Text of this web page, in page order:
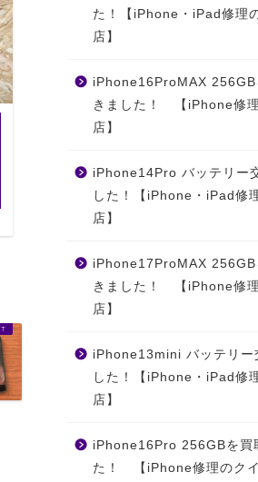
成田駅周辺でiPhone
7の画面割れ修理なら
クイック千葉成田店
にご来店下さい！
2019年8月28日
た！【iPhone・iPad修理
店】
iPhone16ProMAX 256GB
きました！ 【iPhone修
店】
iPhone14Pro バッテリー
した！【iPhone・iPad修
店】
iPhone17ProMAX 256GB
きました！ 【iPhone修
店】
iPhone13mini バッテリー
した！【iPhone・iPad修
店】
iPhone16Pro 256GBを買
た！ 【iPhone修理のクイ